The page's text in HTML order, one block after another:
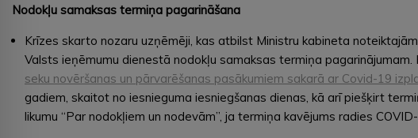
Nodokļu samaksas termiņa pagarināšana
Krīzes skarto nozaru uzņēmēji, kas atbilst Ministru kabineta
Valsts ieņēmumu dienestā nodokļu samaksas termiņa
seku novēršanas un pārvarēšanas pasākumiem sakarā ar Covid-19
gadiem, skaitot no iesnieguma iesniegšanas dienas, kā arī piešķirt
likumu “Par nodokļiem un nodevām”, ja termiņa kavējums radies